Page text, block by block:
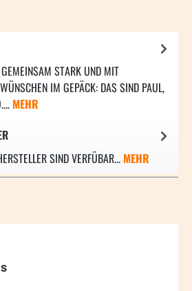
STARK UND MIT
IM GEPÄCK: DAS SIND PAUL,
MEHR
SIND VERFÜBAR... MEHR